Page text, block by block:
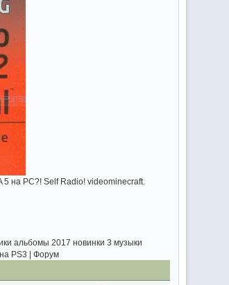
на PC?! Self Radio! videominecraft.
альбомы 2017 новинки 3 музыки
PS3 | Форум